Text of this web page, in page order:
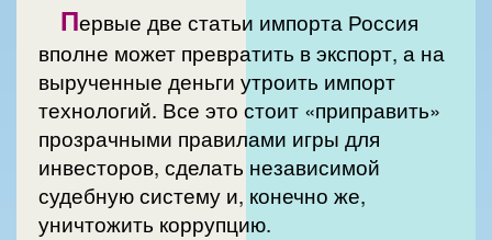
Первые две статьи импорта Россия
вполне может превратить в экспорт, а на
вырученные деньги утроить импорт
технологий. Все это стоит «приправить»
прозрачными правилами игры для
инвесторов, сделать независимой
судебную систему и, конечно же,
уничтожить коррупцию.